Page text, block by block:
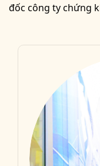
đốc công ty chứng